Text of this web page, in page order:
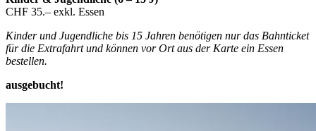
CHF 35.– exkl. Essen
Kinder und Jugendliche bis 15 Jahren benötigen nur das Bahnticket
für die Extrafahrt und können vor Ort aus der Karte ein Essen
bestellen.
ausgebucht!